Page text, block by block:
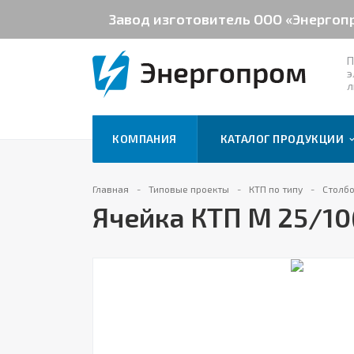
Завод изготовитель ООО
КОМПАНИЯ КАТАЛОГ ПРОДУКЦИИ
Главная Типовые проекты КТП по типу
Ячейка КТП М 25/